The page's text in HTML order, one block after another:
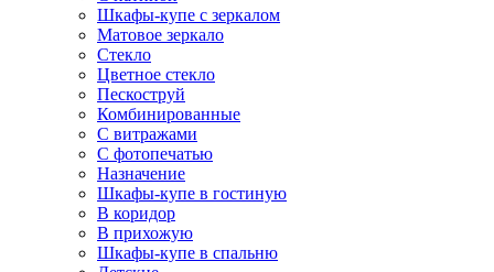
Шкафы-купе с зеркалом
Матовое зеркало
Стекло
Цветное стекло
Пескоструй
Комбинированные
С витражами
С фотопечатью
Назначение
Шкафы-купе в гостиную
В коридор
В прихожую
Шкафы-купе в спальню